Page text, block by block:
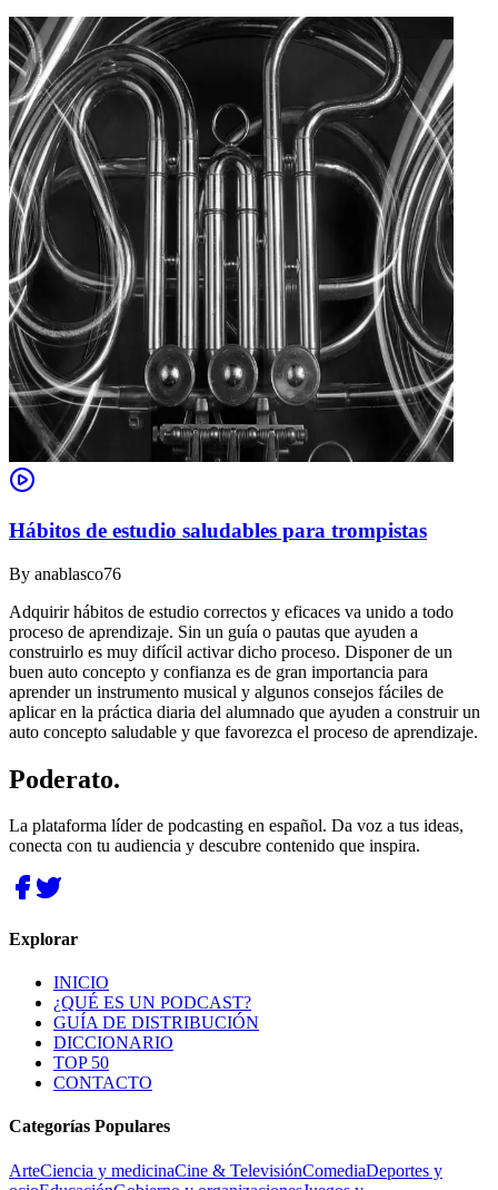
Hábitos de estudio saludables para trompistas
By anablasco76
Adquirir hábitos de estudio correctos y eficaces va unido a todo
proceso de aprendizaje. Sin un guía o pautas que ayuden a
construirlo es muy difícil activar dicho proceso. Disponer de un
buen auto concepto y confianza es de gran importancia para
aprender un instrumento musical y algunos consejos fáciles de
aplicar en la práctica diaria del alumnado que ayuden a construir un
auto concepto saludable y que favorezca el proceso de aprendizaje.
Poderato.
La plataforma líder de podcasting en español. Da voz a tus ideas,
conecta con tu audiencia y descubre contenido que inspira.
Explorar
INICIO
¿QUÉ ES UN PODCAST?
GUÍA DE DISTRIBUCIÓN
DICCIONARIO
TOP 50
CONTACTO
Categorías Populares
ArteCiencia y medicinaCine & TelevisiónComediaDeportes y